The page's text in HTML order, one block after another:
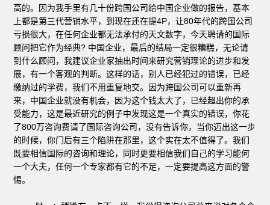
高的。因为我手里有几十份跨国公司给中国企业做的报告，基本
上都是第三代营销水平，到现在还在提4P，让80年代的跨国公司
亏损很大，在任何企业都无法承付的天文数字，今天聘请的国际
顾问把它作为经典? 中国企业，最后的结局一定很糟糕，无论请
到什么顾问，我建议企业家抽出时间来研究营销理论的进步和发
展，有一个客观的判断。这样的话，别人已经犯过的错误，已经
缴纳过的学费，我们不用重复地交。因为跨国公司可以重新再
来，中国企业就没有机会，因为这个钱太大了，已经超出你的承
受能力，这是最近研究的例子中发现这是一个真实的错误，你花
了800万咨询费请了国际咨询公司，没有告诉你，当你迈出这一步
的时候，你门后有三个陷阱在那里，这个实在太不值得了。我们
既要相信国际的咨询和理论，同时更要相信我们自己的学习能何
一个大夫，任何一个专家都有它的不足，一定要提高这方面的警
惕。